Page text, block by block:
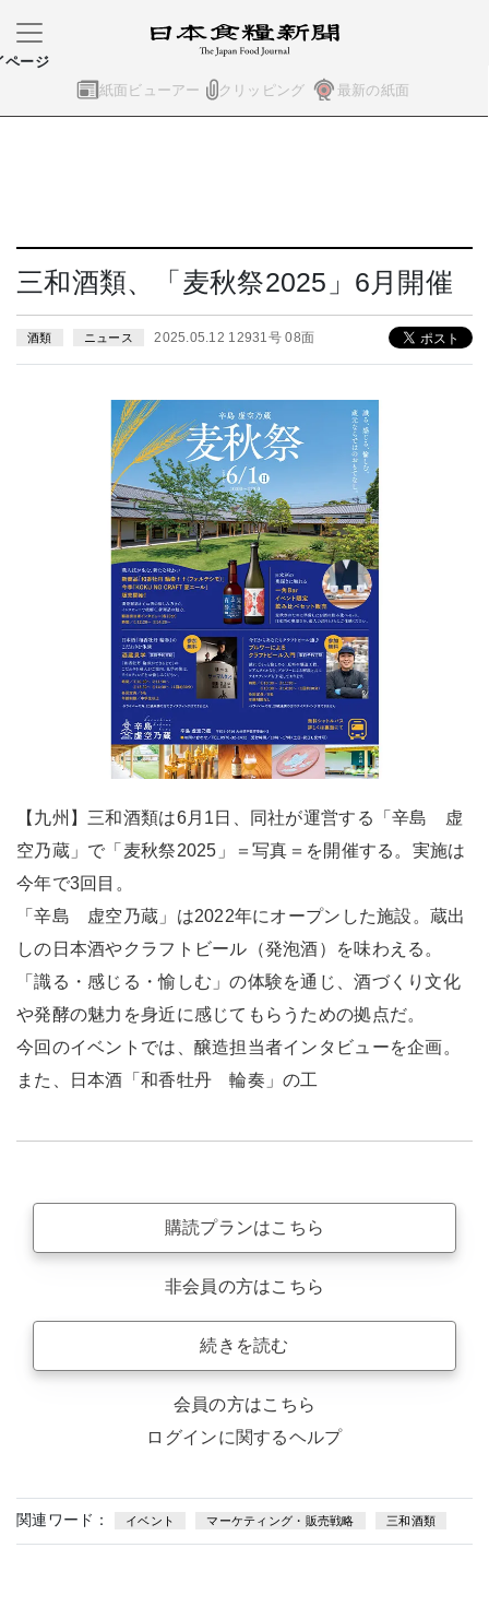
紙面ビューアー クリッピング 最新の紙面
ページ
三和酒類、「麦秋祭2025」6月開催
酒類 ニュース 2025.05.12 12931号 08面
【九州】三和酒類は6月1日、同社が運営する「辛島 虚
空乃蔵」で「麦秋祭2025」＝写真＝を開催する。実施は
今年で3回目。
「辛島 虚空乃蔵」は2022年にオープンした施設。蔵出
しの日本酒やクラフトビール（発泡酒）を味わえる。
「識る・感じる・愉しむ」の体験を通じ、酒づくり文化
や発酵の魅力を身近に感じてもらうための拠点だ。
今回のイベントでは、醸造担当者インタビューを企画。
また、日本酒「和香牡丹 輪奏」の工
購読プランはこちら
非会員の方はこちら
続きを読む
会員の方はこちら
ログインに関するヘルプ
関連ワード： イベント マーケティング・販売戦略 三和酒類